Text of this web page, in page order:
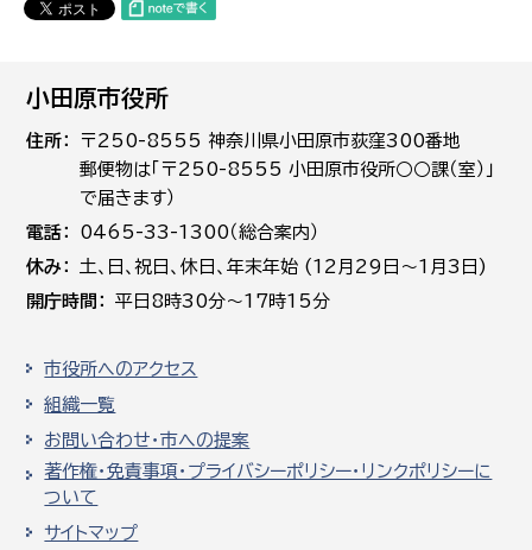
小田原市役所
住所
〒250-8555 神奈川県小田原市荻窪300番地
郵便物は「〒250-8555 小田原市役所○○課（室）」
で届きます）
電話
0465-33-1300（総合案内）
休み
土､日､祝日、休日、年末年始 (12月29日～1月3日)
開庁時間
平日8時30分～17時15分
市役所へのアクセス
組織一覧
お問い合わせ・市への提案
著作権・免責事項・プライバシーポリシー・リンクポリシーに
ついて
サイトマップ